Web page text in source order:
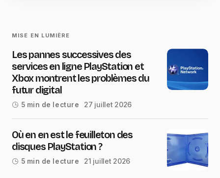
MISE EN LUMIÈRE
Les pannes successives des
services en ligne PlayStation et
Xbox montrent les problèmes du
futur digital
5 min de lecture 27 juillet 2026
Où en en est le feuilleton des
disques PlayStation ?
5 min de lecture 21 juillet 2026